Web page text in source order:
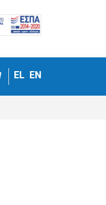
EL EN